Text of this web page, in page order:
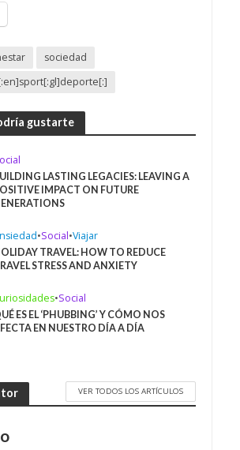
sociedad
gustarte
LASTING LEGACIES: LEAVING A
IMPACT ON FUTURE
•Social•Viajar
TRAVEL: HOW TO REDUCE
STRESS AND ANXIETY
•Social
ES EL ‘PHUBBING’ Y CÓMO NOS
EN NUESTRO DÍA A DÍA
VER TODOS LOS ARTÍCULOS